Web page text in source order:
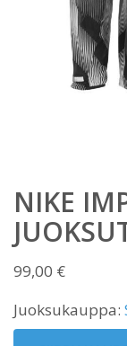
NIKE
99,00 €
Juoksukauppa: